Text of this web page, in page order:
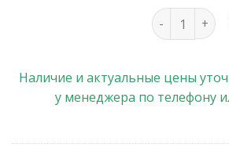
Количество
Наличие и актуальные цены
у менеджера по телефону